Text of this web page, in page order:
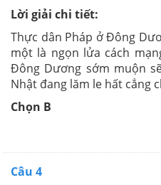
Lời giải chi tiết:
Thực dân Pháp ở Đông
một là ngọn lửa cách
Đông Dương sớm muộn
Nhật đang lăm le hất cẳng
Chọn B
Câu 4